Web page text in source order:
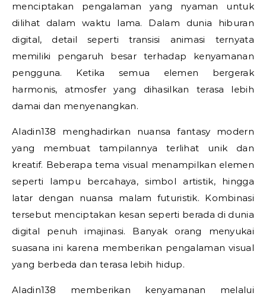
menciptakan pengalaman yang nyaman untuk
dilihat dalam waktu lama. Dalam dunia hiburan
digital, detail seperti transisi animasi ternyata
memiliki pengaruh besar terhadap kenyamanan
pengguna. Ketika semua elemen bergerak
harmonis, atmosfer yang dihasilkan terasa lebih
damai dan menyenangkan.
Aladin138 menghadirkan nuansa fantasy modern
yang membuat tampilannya terlihat unik dan
kreatif. Beberapa tema visual menampilkan elemen
seperti lampu bercahaya, simbol artistik, hingga
latar dengan nuansa malam futuristik. Kombinasi
tersebut menciptakan kesan seperti berada di dunia
digital penuh imajinasi. Banyak orang menyukai
suasana ini karena memberikan pengalaman visual
yang berbeda dan terasa lebih hidup.
Aladin138 memberikan kenyamanan melalui